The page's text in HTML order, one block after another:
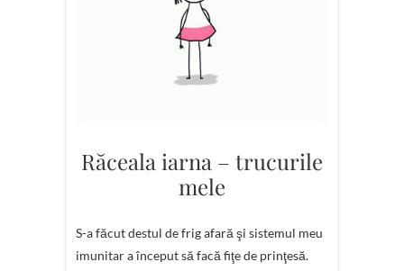
Răceala iarna – trucurile
mele
S-a făcut destul de frig afară şi sistemul meu
imunitar a început să facă fiţe de prinţesă.